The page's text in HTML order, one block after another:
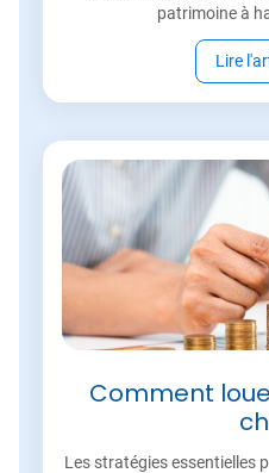
patrimoine à
Lire
Comment
Les stratégies essentielles